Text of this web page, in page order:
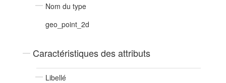
Nom du type
geo_point_2d
Caractéristiques des attributs
Libellé